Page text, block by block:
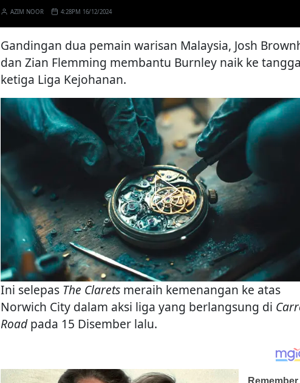
AZIM NOOR 4:28PM 16/12/2024
Gandingan dua pemain warisan Malaysia, Josh
dan Zian Flemming membantu Burnley naik ke
ketiga Liga Kejohanan.
Ini selepas The Clarets meraih kemenangan ke atas
Norwich City dalam aksi liga yang berlangsung di
Roadpada 15 Disember lalu.